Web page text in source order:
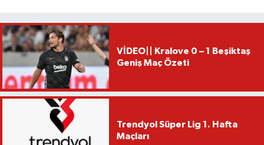
VİDEO|| Kralove 0 – 1 Beşiktaş
Geniş Maç Özeti
Trendyol Süper Lig 1. Hafta
Maçları